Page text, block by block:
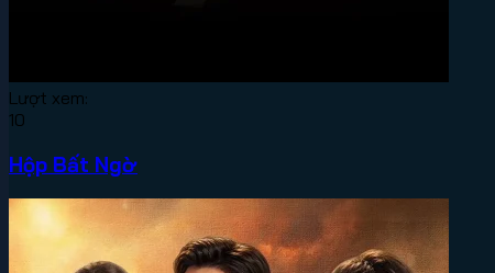
Lượt xem:
10
Hộp Bất Ngờ